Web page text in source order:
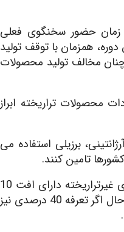
تراریخته در ایران را مربوط به سال 1385 مربوط به زمان حضور سخنگوی فعلی
همزمان با توقف تولید
مخالف تولید محصولات
کس درباره واردات محصولات تراریخته ابراز
برزیلی استفاده می
تامین کنند.
وی افزود: در حالی که گزارش ها حاکی از آن است که تولید کنندگان با استفاده از دان های غیرتراریخته دارای افت 10
درصدی محصول در هر دوره 48 روزه می شوند که این امر روی هزینه تولید تاثیرگذار است؛ حال اگر تعرفه 40 درصدی نیز